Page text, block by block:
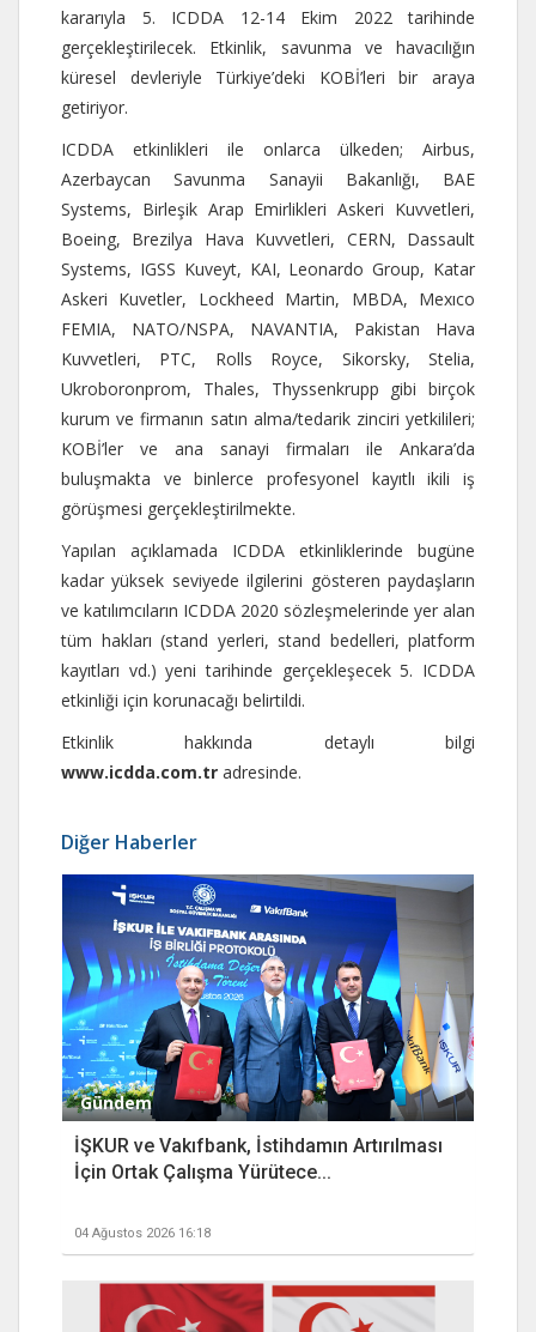
kararıyla 5. ICDDA 12-14 Ekim 2022 tarihinde
gerçekleştirilecek. Etkinlik, savunma ve havacılığın
küresel devleriyle Türkiye’deki KOBİ’leri bir araya
getiriyor.
ICDDA etkinlikleri ile onlarca ülkeden; Airbus,
Azerbaycan Savunma Sanayii Bakanlığı, BAE
Systems, Birleşik Arap Emirlikleri Askeri Kuvvetleri,
Boeing, Brezilya Hava Kuvvetleri, CERN, Dassault
Systems, IGSS Kuveyt, KAI, Leonardo Group, Katar
Askeri Kuvetler, Lockheed Martin, MBDA, Mexıco
FEMIA, NATO/NSPA, NAVANTIA, Pakistan Hava
Kuvvetleri, PTC, Rolls Royce, Sikorsky, Stelia,
Ukroboronprom, Thales, Thyssenkrupp gibi birçok
kurum ve firmanın satın alma/tedarik zinciri yetkilileri;
KOBİ’ler ve ana sanayi firmaları ile Ankara’da
buluşmakta ve binlerce profesyonel kayıtlı ikili iş
görüşmesi gerçekleştirilmekte.
Yapılan açıklamada ICDDA etkinliklerinde bugüne
kadar yüksek seviyede ilgilerini gösteren paydaşların
ve katılımcıların ICDDA 2020 sözleşmelerinde yer alan
tüm hakları (stand yerleri, stand bedelleri, platform
kayıtları vd.) yeni tarihinde gerçekleşecek 5. ICDDA
etkinliği için korunacağı belirtildi.
Etkinlik hakkında detaylı bilgi
www.icdda.com.tr adresinde.
Diğer Haberler
Gündem
İŞKUR ve Vakıfbank, İstihdamın Artırılması
İçin Ortak Çalışma Yürütece...
04 Ağustos 2026 16:18